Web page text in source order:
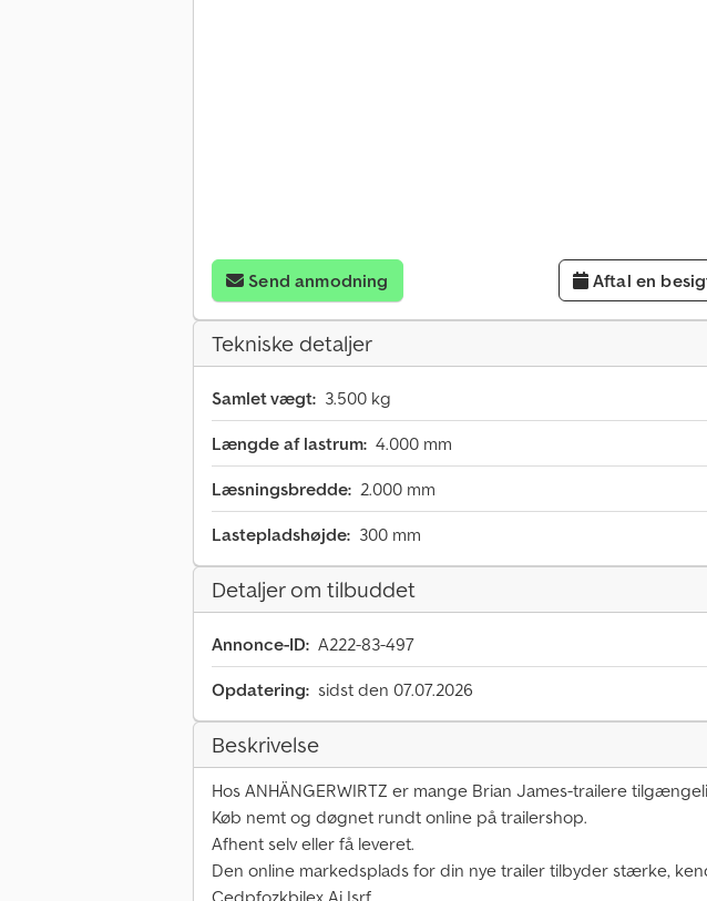
Send anmodning Aftal en
Tekniske detaljer
Samlet vægt: 3.500 kg
Længde af lastrum: 4.000 mm
Læsningsbredde: 2.000 mm
Lastepladshøjde: 300 mm
Detaljer om tilbuddet
Annonce-ID: A222-83-497
Opdatering: sidst den 07.07.2026
Beskrivelse
Hos ANHÄNGERWIRTZ er mange Brian James-trailere
Køb nemt og døgnet rundt online på trailershop.
Afhent selv eller få leveret.
Den online markedsplads for din nye trailer tilbyder stærke,